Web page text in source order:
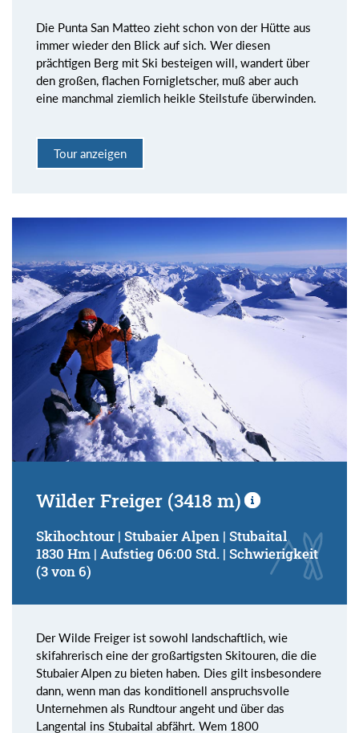
Die Punta San Matteo zieht schon von der Hütte aus
immer wieder den Blick auf sich. Wer diesen
prächtigen Berg mit Ski besteigen will, wandert über
den großen, flachen Fornigletscher, muß aber auch
eine manchmal ziemlich heikle Steilstufe überwinden.
Tour anzeigen
Wilder Freiger (3418 m)
Skihochtour | Stubaier Alpen | Stubaital
1830 Hm | Aufstieg 06:00 Std. | Schwierigkeit
(3 von 6)
Der Wilde Freiger ist sowohl landschaftlich, wie
skifahrerisch eine der großartigsten Skitouren, die die
Stubaier Alpen zu bieten haben. Dies gilt insbesondere
dann, wenn man das konditionell anspruchsvolle
Unternehmen als Rundtour angeht und über das
Langental ins Stubaital abfährt. Wem 1800